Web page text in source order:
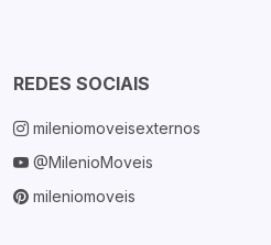
REDES SOCIAIS
mileniomoveisexternos
@MilenioMoveis
mileniomoveis